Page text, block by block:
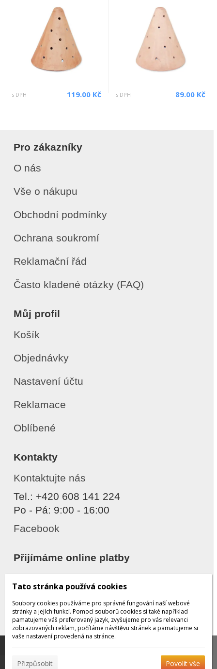
s DPH 119.00 Kč s DPH 89.00 Kč
Pro zákazníky
O nás
Vše o nákupu
Obchodní podmínky
Ochrana soukromí
Reklamační řád
Často kladené otázky (FAQ)
Můj profil
Košík
Objednávky
Nastavení účtu
Reklamace
Oblíbené
Kontakty
Kontaktujte nás
Tel.: +420 608 141 224
Po - Pá: 9:00 - 16:00
Facebook
Přijímáme online platby
Děkujeme za důvěru
pomáhají poskytovat služby. Používáním našich služeb
vyjadřujete souhlas s používáním souborů cookies.Více ✖
Tato stránka používá cookies
Soubory cookies používáme pro správné fungování naší webové
stránky a jejích funkcí. Pomocí souborů cookies si také například
pamatujeme váš preferovaný jazyk, zvyšujeme pro vás relevanci
zobrazovaných reklam, počítáme návštěvu stránek a pamatujeme si
vaše nastavení provedená na stránce.
Přizpůsobit Povolit vše